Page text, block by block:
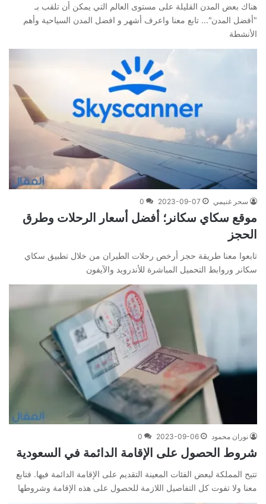
هناك بعض المدن القليلة على مستوى العالم التي يمكن أن تلقب بـ
"أفضل المدن"... تابع معنا واعرف أشهر و افضل المدن السياحية وأهم
الأنشطة
سحر غنيمي 2023-09-07
0
موقع سكاي سكانر؛ أفضل أسعار الرحلات وطرق
الحجز
تابعوا معنا طريقة حجز أرخص رحلات الطيران من خلال تطبيق سكاي
سكانر وروابط التحميل المباشرة للأندرويد والآيفون
نوران محمود 2023-09-06
0
شروط الحصول على الإقامة الدائمة في السعودية
تتيح المملكة لبعض الفئات المعينة التقديم على الإقامة الدائمة فيها. فتابع
معنا ولا تفوت كل التفاصيل اللازمة للحصول على هذه الإقامة وشروطها